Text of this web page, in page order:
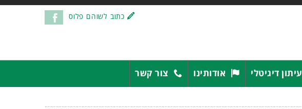
כתוב לשוהם פלוס
עיתון דיגיטלי אודותינו צור קשר